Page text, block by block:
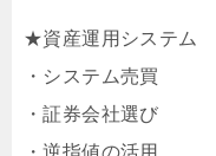
★資産運用システム
・システム売買
・証券会社選び
・逆指値の活用